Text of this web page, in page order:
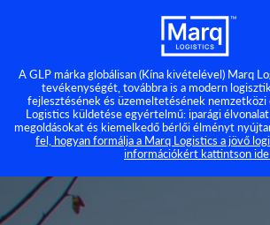
A GLP márka globálisan (Kína kivételével) Marq
tevékenységét, továbbra is a modern
fejlesztésének és üzemeltetésének nemzetközi
Logistics küldetése egyértelmű: iparági
megoldásokat és kiemelkedő bérlői élményt
fel, hogyan formálja a Marq Logistics a jövő
információkért kattintson